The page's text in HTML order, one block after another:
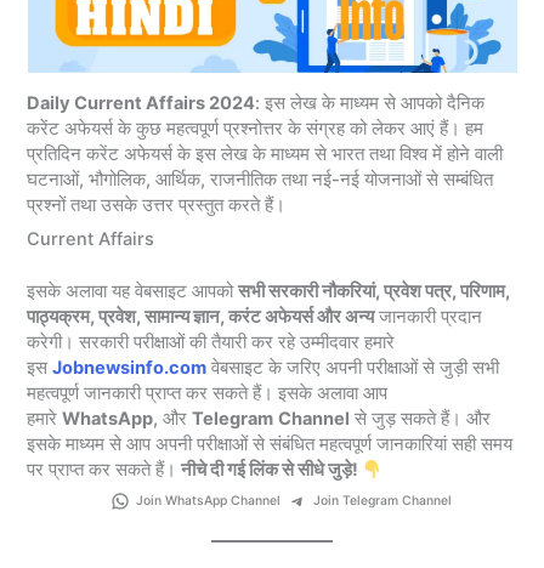
Daily Current Affairs 2024: इस लेख के माध्यम से आपको दैनिक
करेंट अफेयर्स के कुछ महत्वपूर्ण प्रश्नोत्तर के संग्रह को लेकर आएं हैं। हम
प्रतिदिन करेंट अफेयर्स के इस लेख के माध्यम से भारत तथा विश्व में होने वाली
घटनाओं, भौगोलिक, आर्थिक, राजनीतिक तथा नई-नई योजनाओं से सम्बंधित
प्रश्नों तथा उसके उत्तर प्रस्तुत करते हैं।
Current Affairs
इसके अलावा यह वेबसाइट आपकोसभी सरकारी नौकरियां, प्रवेश पत्र, परिणाम,
पाठ्यक्रम, प्रवेश, सामान्य ज्ञान, करंट अफेयर्स और अन्यजानकारी प्रदान
करेगी। सरकारी परीक्षाओं की तैयारी कर रहे उम्मीदवार हमारे
इसJobnewsinfo.com वेबसाइट के जरिए अपनी परीक्षाओं से जुड़ी सभी
महत्वपूर्ण जानकारी प्राप्त कर सकते हैं। इसके अलावा आप
हमारेWhatsApp, औरTelegram Channel से जुड़ सकते हैं। और
इसके माध्यम से आप अपनी परीक्षाओं से संबंधित महत्वपूर्ण जानकारियां सही समय
पर प्राप्त कर सकते हैं।नीचे दी गई लिंक से सीधे जुड़े!
Join WhatsApp Channel Join Telegram Channel